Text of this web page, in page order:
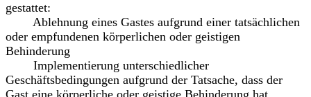
gestattet:
Ablehnung eines Gastes aufgrund einer tatsächlichen
oder empfundenen körperlichen oder geistigen
Behinderung
Implementierung unterschiedlicher
Geschäftsbedingungen aufgrund der Tatsache, dass der
Gast eine körperliche oder geistige Behinderung hat